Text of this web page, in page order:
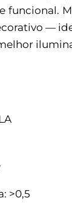
funcional.
—
>0,5